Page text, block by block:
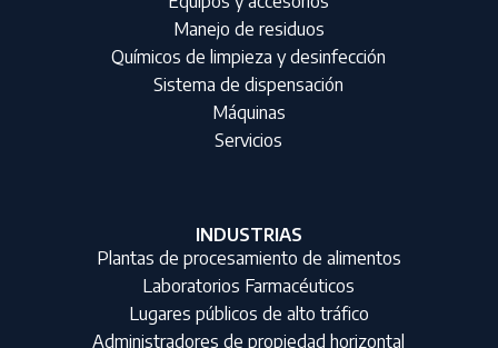
Manejo de residuos
Químicos de limpieza y desinfección
Sistema de dispensación
Máquinas
Servicios
INDUSTRIAS
Plantas de procesamiento de alimentos
Laboratorios Farmacéuticos
Lugares públicos de alto tráfico
Administradores de propiedad horizontal